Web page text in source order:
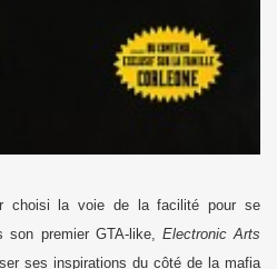
choisi la voie de la facilité pour se
son premier GTA-like, Electronic Arts
ses inspirations du côté de la mafia